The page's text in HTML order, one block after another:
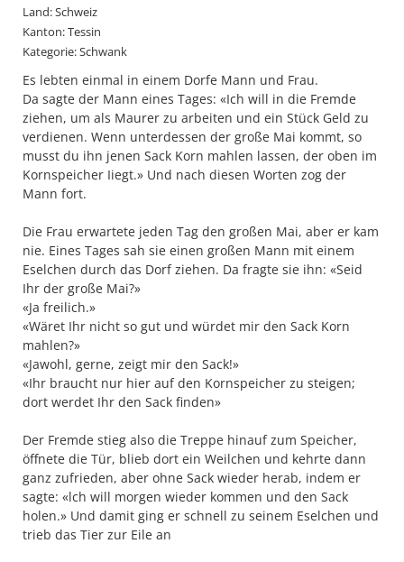
Land: Schweiz
Kanton: Tessin
Kategorie: Schwank
Es lebten einmal in einem Dorfe Mann und Frau.
Da sagte der Mann eines Tages: «Ich will in die Fremde
ziehen, um als Maurer zu arbeiten und ein Stück Geld zu
verdienen. Wenn unterdessen der große Mai kommt, so
musst du ihn jenen Sack Korn mahlen lassen, der oben im
Kornspeicher Iiegt.» Und nach diesen Worten zog der
Mann fort.
Die Frau erwartete jeden Tag den großen Mai, aber er kam
nie. Eines Tages sah sie einen großen Mann mit einem
Eselchen durch das Dorf ziehen. Da fragte sie ihn: «Seid
Ihr der große Mai?»
«Ja freilich.»
«Wäret Ihr nicht so gut und würdet mir den Sack Korn
mahlen?»
«Jawohl, gerne, zeigt mir den Sack!»
«Ihr braucht nur hier auf den Kornspeicher zu steigen;
dort werdet Ihr den Sack finden»
Der Fremde stieg also die Treppe hinauf zum Speicher,
öffnete die Tür, blieb dort ein Weilchen und kehrte dann
ganz zufrieden, aber ohne Sack wieder herab, indem er
sagte: «lch will morgen wieder kommen und den Sack
holen.» Und damit ging er schnell zu seinem Eselchen und
trieb das Tier zur Eile an